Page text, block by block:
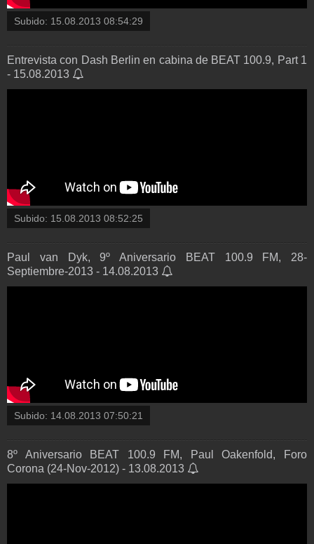
Subido: 15.08.2013 08:54:29
Entrevista con Dash Berlin en cabina de BEAT 100.9, Part 1
- 15.08.2013
Subido: 15.08.2013 08:52:25
Paul van Dyk, 9º Aniversario BEAT 100.9 FM, 28-
Septiembre-2013 - 14.08.2013
Subido: 14.08.2013 07:50:21
8º Aniversario BEAT 100.9 FM, Paul Oakenfold, Foro
Corona (24-Nov-2012) - 13.08.2013